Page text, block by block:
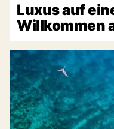
Luxus auf
Willkommen